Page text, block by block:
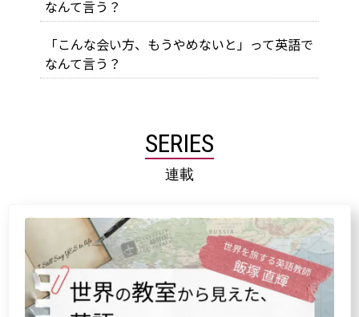
なんて言う？
「こんな会い方、もうやめないと」って英語で
なんて言う？
SERIES
連載